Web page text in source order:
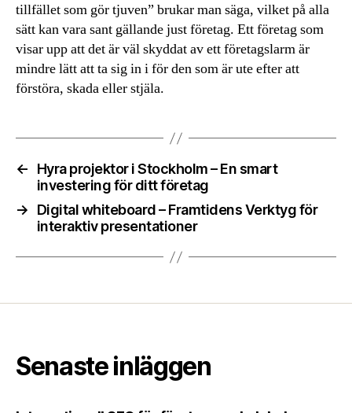
tillfället som gör tjuven” brukar man säga, vilket på alla
sätt kan vara sant gällande just företag. Ett företag som
visar upp att det är väl skyddat av ett företagslarm är
mindre lätt att ta sig in i för den som är ute efter att
förstöra, skada eller stjäla.
←
Hyra projektor i Stockholm – En smart
investering för ditt företag
→
Digital whiteboard – Framtidens Verktyg för
interaktiv presentationer
Senaste inläggen